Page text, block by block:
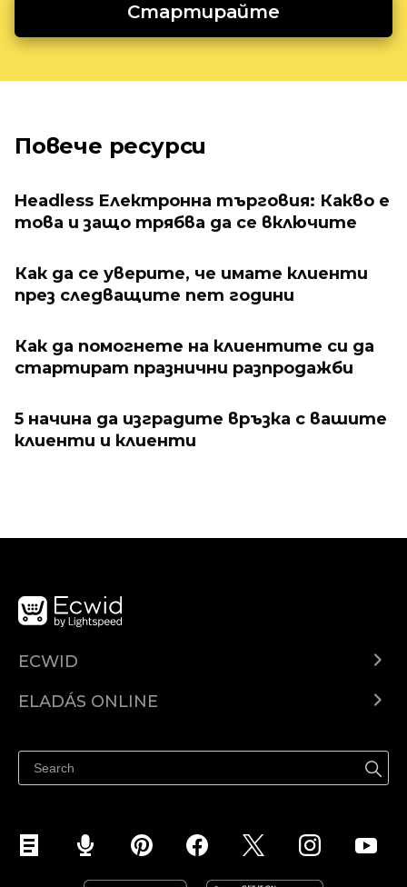
Стартирайте
Повече ресурси
Headless Електронна търговия: Какво е
това и защо трябва да се включите
Как да се уверите, че имате клиенти
през следващите пет години
Как да помогнете на клиентите си да
стартират празнични разпродажби
5 начина да изградите връзка с вашите
клиенти и клиенти
ECWID
Árkalkuláció
ELADÁS ONLINE
Eladás a Facebookon
Eladás Instagramon